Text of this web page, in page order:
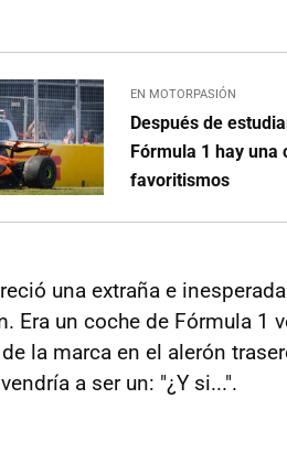
EN MOTORPASIÓN
Después de
Fórmula 1 hay una
favoritismos
una extraña e
Era un coche de Fórmula 1
la marca en el alerón
a ser un: "¿Y si...".